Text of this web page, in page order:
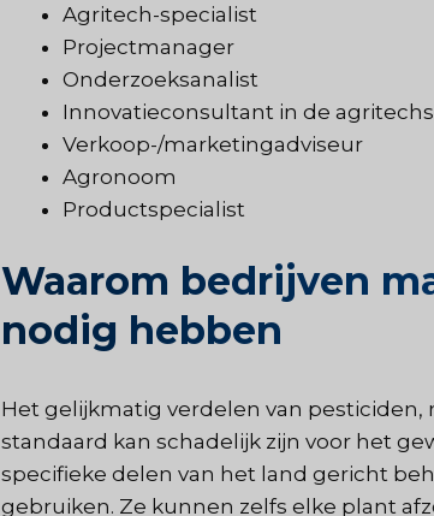
Agritech-specialist
Projectmanager
Onderzoeksanalist
Innovatieconsultant in de
Verkoop-/marketingadviseur
Agronoom
Productspecialist
Waarom bedrijven
nodig hebben
Het gelijkmatig verdelen van pesticiden,
standaard kan schadelijk zijn voor het
specifieke delen van het land gericht
gebruiken. Ze kunnen zelfs elke plant